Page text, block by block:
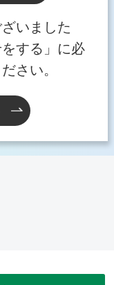
いました
する」に必
さい。